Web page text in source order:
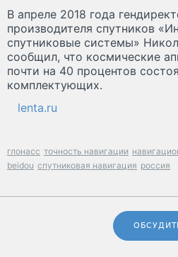
В апреле 2018 года
производителя спутников
спутниковые системы»
сообщил, что космические
почти на 40 процентов
комплектующих.
lenta.ru
глонасс точность навигации
beidou спутниковая навигация россия